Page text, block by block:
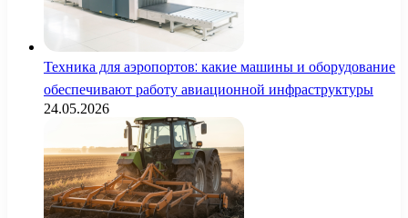
Техника для аэропортов: какие машины и оборудование
обеспечивают работу авиационной инфраструктуры
24.05.2026